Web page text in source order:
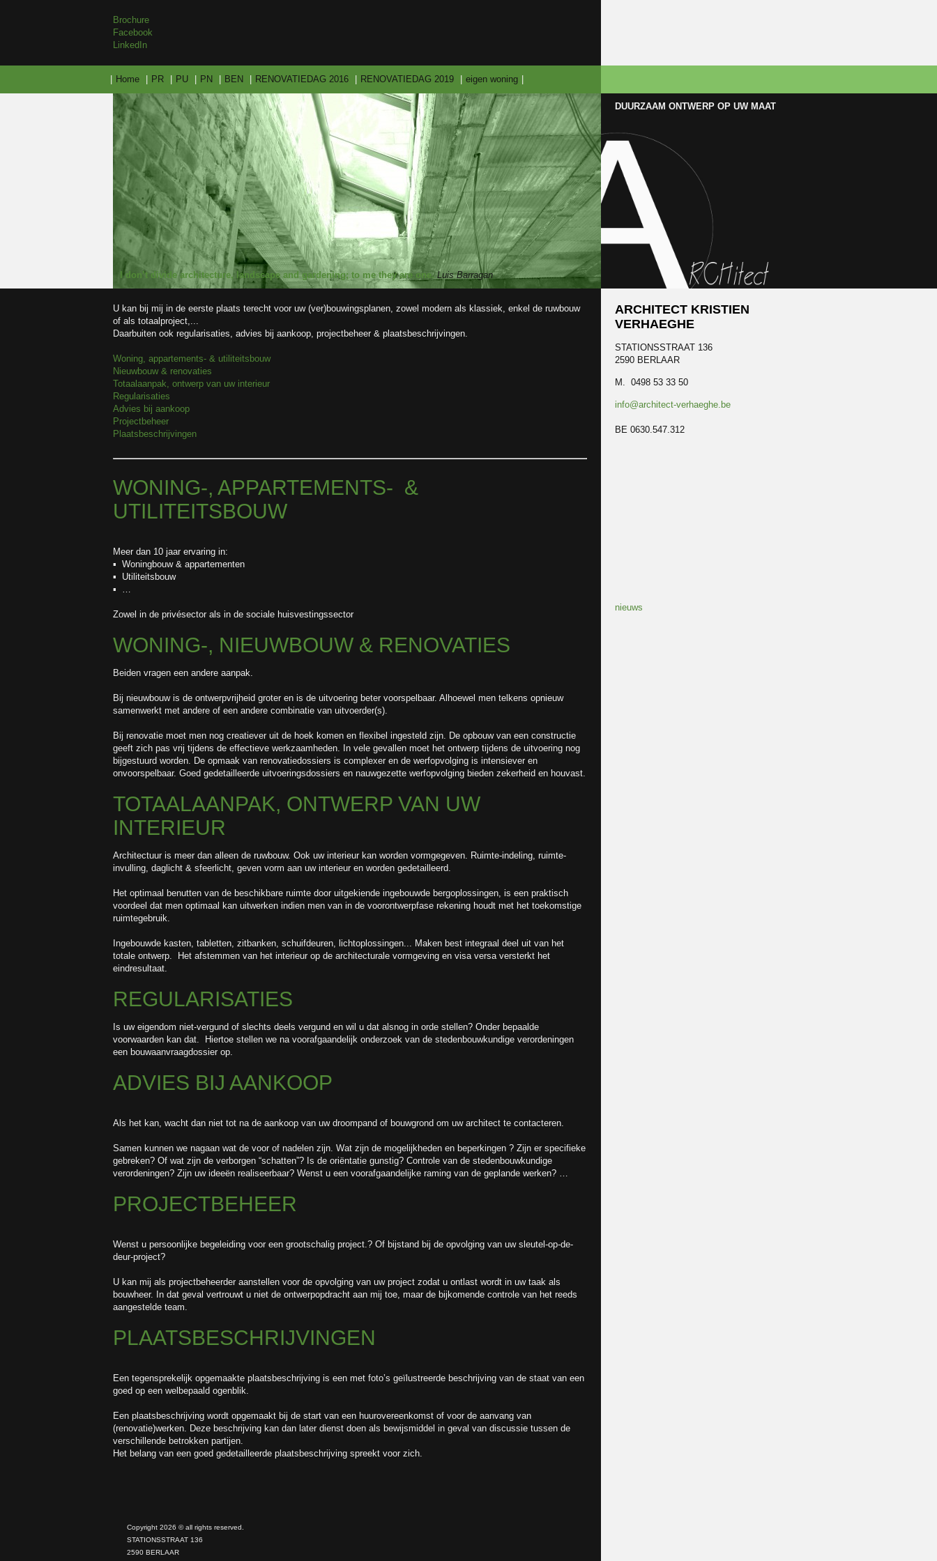
Brochure
Facebook
LinkedIn
Home PR PU PN BEN RENOVATIEDAG 2016 RENOVATIEDAG 2019 eigen woning
I don’t divide architecture, landscape and gardening; to me they are one.Luis Barragan
DUURZAAM ONTWERP OP UW MAAT
U kan bij mij in de eerste plaats terecht voor uw (ver)bouwingsplanen, zowel modern als klassiek, enkel de ruwbouw
of als totaalproject,...
Daarbuiten ook regularisaties, advies bij aankoop, projectbeheer & plaatsbeschrijvingen.
Woning, appartements- & utiliteitsbouw
Nieuwbouw & renovaties
Totaalaanpak, ontwerp van uw interieur
Regularisaties
Advies bij aankoop
Projectbeheer
Plaatsbeschrijvingen
WONING-, APPARTEMENTS- &
UTILITEITSBOUW
Meer dan 10 jaar ervaring in:
▪ Woningbouw & appartementen
▪ Utiliteitsbouw
▪ …
Zowel in de privésector als in de sociale huisvestingssector
WONING-, NIEUWBOUW & RENOVATIES
Beiden vragen een andere aanpak.
Bij nieuwbouw is de ontwerpvrijheid groter en is de uitvoering beter voorspelbaar. Alhoewel men telkens opnieuw
samenwerkt met andere of een andere combinatie van uitvoerder(s).
Bij renovatie moet men nog creatiever uit de hoek komen en flexibel ingesteld zijn. De opbouw van een constructie
geeft zich pas vrij tijdens de effectieve werkzaamheden. In vele gevallen moet het ontwerp tijdens de uitvoering nog
bijgestuurd worden. De opmaak van renovatiedossiers is complexer en de werfopvolging is intensiever en
onvoorspelbaar. Goed gedetailleerde uitvoeringsdossiers en nauwgezette werfopvolging bieden zekerheid en houvast.
TOTAALAANPAK, ONTWERP VAN UW
INTERIEUR
Architectuur is meer dan alleen de ruwbouw. Ook uw interieur kan worden vormgegeven. Ruimte-indeling, ruimte-
invulling, daglicht & sfeerlicht, geven vorm aan uw interieur en worden gedetailleerd.
Het optimaal benutten van de beschikbare ruimte door uitgekiende ingebouwde bergoplossingen, is een praktisch
voordeel dat men optimaal kan uitwerken indien men van in de voorontwerpfase rekening houdt met het toekomstige
ruimtegebruik.
Ingebouwde kasten, tabletten, zitbanken, schuifdeuren, lichtoplossingen... Maken best integraal deel uit van het
totale ontwerp. Het afstemmen van het interieur op de architecturale vormgeving en visa versa versterkt het
eindresultaat.
REGULARISATIES
Is uw eigendom niet-vergund of slechts deels vergund en wil u dat alsnog in orde stellen? Onder bepaalde
voorwaarden kan dat. Hiertoe stellen we na voorafgaandelijk onderzoek van de stedenbouwkundige verordeningen
een bouwaanvraagdossier op.
ADVIES BIJ AANKOOP
Als het kan, wacht dan niet tot na de aankoop van uw droompand of bouwgrond om uw architect te contacteren.
Samen kunnen we nagaan wat de voor of nadelen zijn. Wat zijn de mogelijkheden en beperkingen ? Zijn er specifieke
gebreken? Of wat zijn de verborgen “schatten”? Is de oriëntatie gunstig? Controle van de stedenbouwkundige
verordeningen? Zijn uw ideeën realiseerbaar? Wenst u een voorafgaandelijke raming van de geplande werken? …
PROJECTBEHEER
Wenst u persoonlijke begeleiding voor een grootschalig project.? Of bijstand bij de opvolging van uw sleutel-op-de-
deur-project?
U kan mij als projectbeheerder aanstellen voor de opvolging van uw project zodat u ontlast wordt in uw taak als
bouwheer. In dat geval vertrouwt u niet de ontwerpopdracht aan mij toe, maar de bijkomende controle van het reeds
aangestelde team.
PLAATSBESCHRIJVINGEN
Een tegensprekelijk opgemaakte plaatsbeschrijving is een met foto’s geïlustreerde beschrijving van de staat van een
goed op een welbepaald ogenblik.
Een plaatsbeschrijving wordt opgemaakt bij de start van een huurovereenkomst of voor de aanvang van
(renovatie)werken. Deze beschrijving kan dan later dienst doen als bewijsmiddel in geval van discussie tussen de
verschillende betrokken partijen.
Het belang van een goed gedetailleerde plaatsbeschrijving spreekt voor zich.
ARCHITECT KRISTIEN
VERHAEGHE
STATIONSSTRAAT 136
2590 BERLAAR
M. 0498 53 33 50
info@architect-verhaeghe.be
BE 0630.547.312
nieuws
Copyright 2026 © all rights reserved.
STATIONSSTRAAT 136
2590 BERLAAR